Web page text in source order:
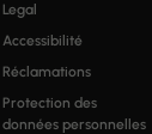
Legal
Accessibilité
Réclamations
Protection des
données personnelles